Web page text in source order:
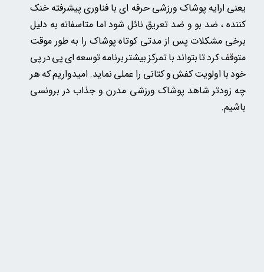
یعنی ارایه پوشاک ورزشی حرفه ای با فناوری پیشرفته خنک
کننده ، ضد بو و ضد تعریق نائل شود اما متاسفانه به دلیل
برخی مشکلات پس از مدتی کوتاه پوشاک را به طور موقت
متوقف کرد تا بتواند با تمرکز بیشتر برنامه توسعه ای پی در پی
خود با اولویت کفش و کتانی را عملی نماید. امیدواریم که هر
چه زودتر شاهد پوشاک ورزشی مدرن و جذاب در برونسی
باشیم.